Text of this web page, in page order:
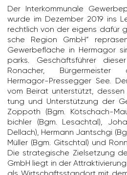
Der Inter­kom­mu­nale
wurde im Dezember 2019 ins
recht­lich von der eigens dafür
sche Region GmbH“
Gewer­be­fläche in Hermagor
parks. Geschäfts­führer
Ronacher, Bürger­meister
Hermagor-Pres­segger See.
vom Beirat unter­stützt,
tung und Unter­stüt­zung der
Zoppoth (Bgm. Kötschach-
bichler (Bgm. Lesachtal),
Dellach), Hermann Jantschgi
Müller (Bgm. Gitschtal) und
Die stra­te­gi­sche Ziel­set­zung
GmbH liegt in der
als Wirt­schafts­standort mit